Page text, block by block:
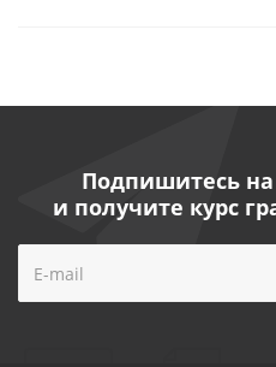
Подпишитесь
и получите курс